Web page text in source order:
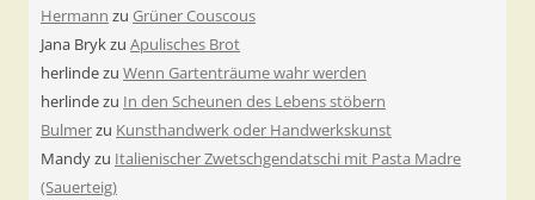
Hermann zu Grüner Couscous
Jana Brykzu Apulisches Brot
herlindezu Wenn Gartenträume wahr werden
herlindezu In den Scheunen des Lebens stöbern
Bulmerzu Kunsthandwerk oder Handwerkskunst
Mandyzu Italienischer Zwetschgendatschi mit Pasta Madre
(Sauerteig)